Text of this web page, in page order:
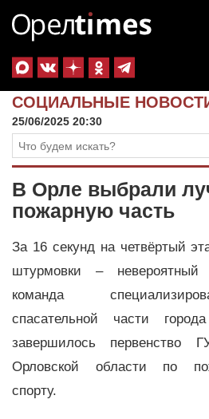
СОЦИАЛЬНЫЕ
25/06/2025 20:30
В Орле выбрали
пожарную часть
За 16 секунд на четвёртый
штурмовки – невероятный
команда
спасательной части
завершилось
Орловской области по
спорту.